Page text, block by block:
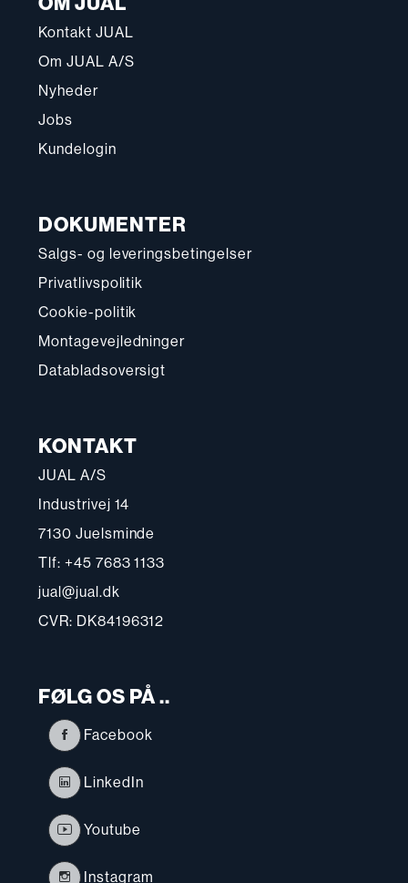
Kontakt JUAL
Om JUAL A/S
Nyheder
Jobs
Kundelogin
DOKUMENTER
Salgs- og leveringsbetingelser
Privatlivspolitik
Cookie-politik
Montagevejledninger
Databladsoversigt
KONTAKT
JUAL A/S
Industrivej 14
7130 Juelsminde
Tlf: +45 7683 1133
jual@jual.dk
CVR: DK84196312
FØLG OS PÅ ..
Facebook
LinkedIn
Youtube
Instagram